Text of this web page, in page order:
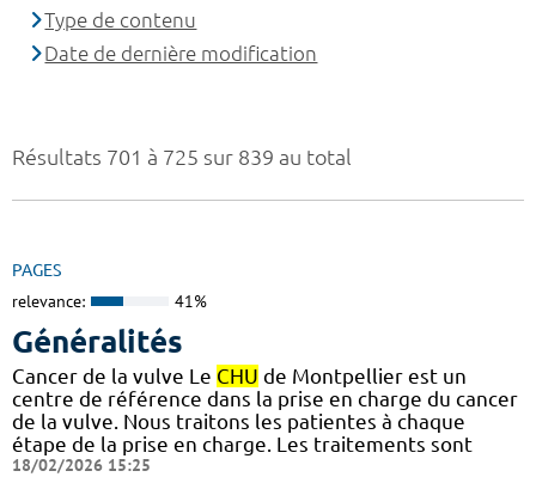
Résultats 701 à 725 sur 839 au total
PAGES
relevance: 41%
Généralités
Cancer de la vulve Le CHU de Montpellier est un
centre de référence dans la prise en charge du cancer
de la vulve. Nous traitons les patientes à chaque
étape de la prise en charge. Les traitements sont
18/02/2026 15:25
Type de contenu
Date de dernière modification